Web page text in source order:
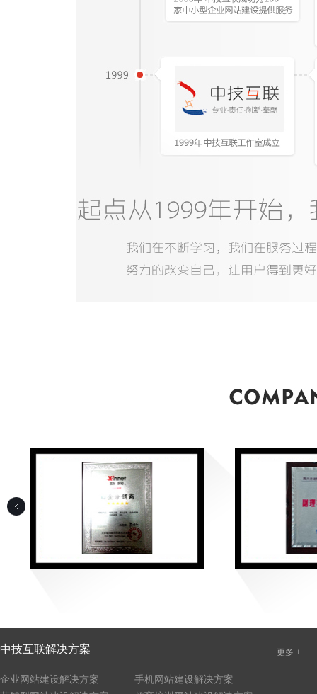
更多 +
中技互联解决方案
企业网站建设解决方案
手机网站建设解决方案